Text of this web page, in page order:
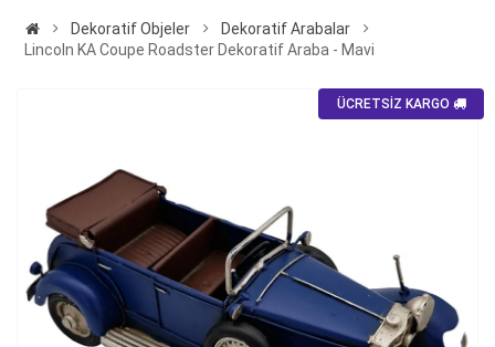
Dekoratif Objeler
Dekoratif Arabalar
Lincoln KA Coupe Roadster Dekoratif Araba - Mavi
ÜCRETSİZ KARGO